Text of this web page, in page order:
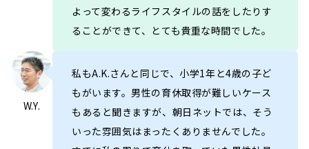
よって変わるライフスタイルの話をしたりす
ることができて、とても貴重な時間でした。
W.Y.
私もA.K.さんと同じで、小学1年と4歳の子ど
もがいます。男性の育休取得が難しいケース
もあると聞きますが、朝日ネットでは、そう
いった雰囲気はまったくありませんでした。